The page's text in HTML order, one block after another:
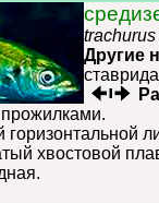
Другие
горизонтальной
хвостовой